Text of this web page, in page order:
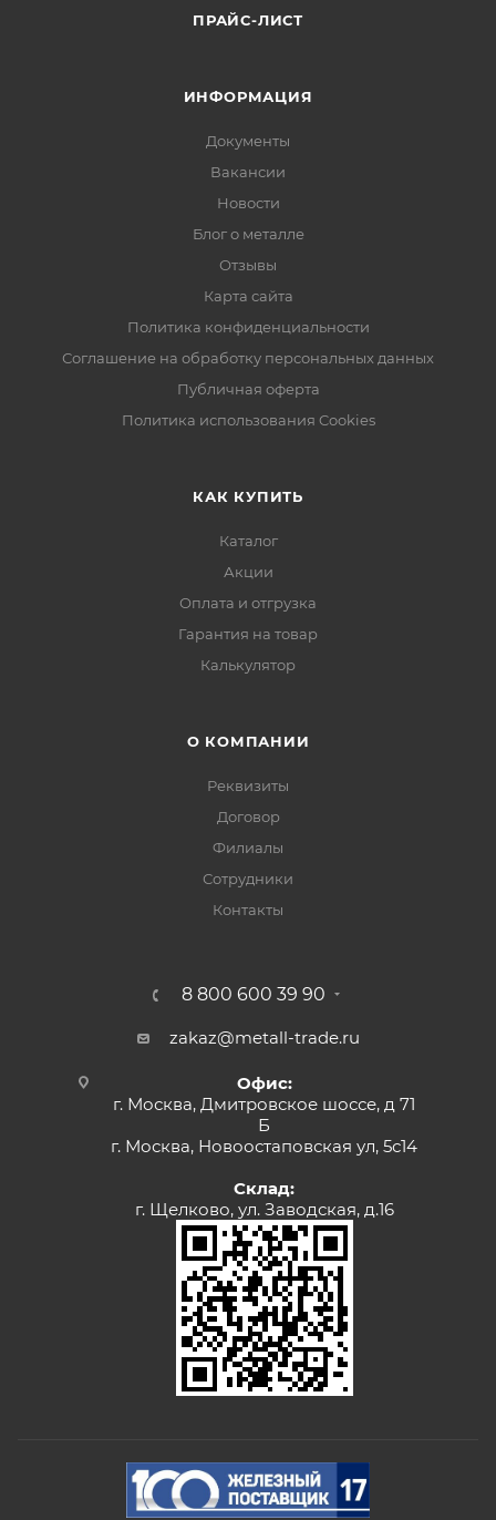
ПРАЙС-ЛИСТ
ИНФОРМАЦИЯ
Документы
Вакансии
Новости
Блог о металле
Отзывы
Карта сайта
Политика конфиденциальности
Соглашение на обработку персональных данных
Публичная оферта
Политика использования Cookies
КАК КУПИТЬ
Каталог
Акции
Оплата и отгрузка
Гарантия на товар
Калькулятор
О КОМПАНИИ
Реквизиты
Договор
Филиалы
Сотрудники
Контакты
8 800 600 39 90
zakaz@metall-trade.ru
Офис:
г. Москва, Дмитровское шоссе, д 71
Б
г. Москва, Новоостаповская ул, 5с14
Склад:
г. Щелково, ул. Заводская, д.16